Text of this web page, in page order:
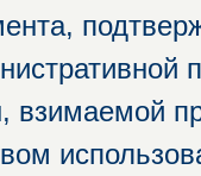
взимаемой